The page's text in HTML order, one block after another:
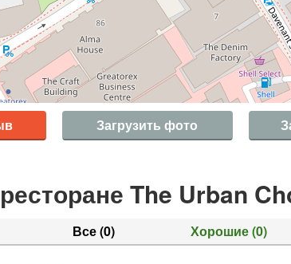
Загрузить фото
The Urban
Все(0) Хорошие(0)